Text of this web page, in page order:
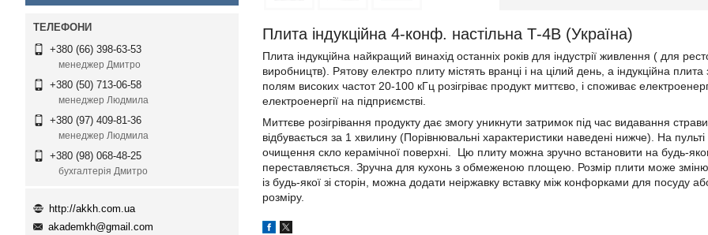
Плита індукційна 4-конф. настільна Т-4В (Україна)
Плита індукційна найкращий винахід останніх років для індустрії живлення ( для
виробництв). Рятову електро плиту містять вранці і на цілий день, а індукційна
полям високих частот 20-100 кГц розігріває продукт миттєво, і споживає
електроенергії на підприємстві.
Миттєве розігрівання продукту дає змогу уникнути затримок під час видавання
відбувається за 1 хвилину (Порівнювальні характеристики наведені нижче). На
очищення скло керамічної поверхні. Цю плиту можна зручно встановити на будь-
переставляється. Зручна для кухонь з обмеженою площею. Розмір плити може
із будь-якої зі сторін, можна додати неіржавку вставку між конфорками для
розміру.
+380 (66) 398-63-53
менеджер Дмитро
+380 (50) 713-06-58
менеджер Людмила
+380 (97) 409-81-36
менеджер Людмила
+380 (98) 068-48-25
бухгалтерія Дмитро
http://akkh.com.ua
akademkh@gmail.com